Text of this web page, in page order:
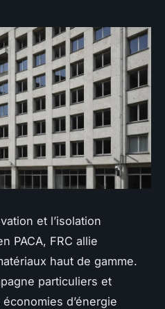
et l’isolation
PACA, FRC allie
haut de gamme.
particuliers et
d’énergie